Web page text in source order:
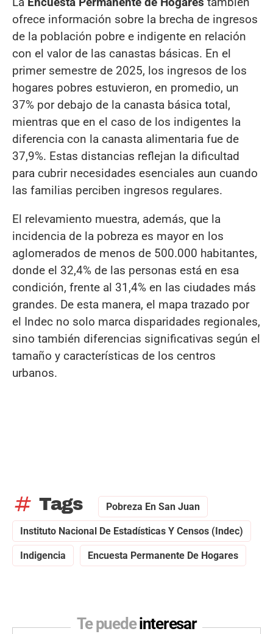
ofrece información sobre la brecha de ingresos
de la población pobre e indigente en relación
con el valor de las canastas básicas. En el
primer semestre de 2025, los ingresos de los
hogares pobres estuvieron, en promedio, un
37% por debajo de la canasta básica total,
mientras que en el caso de los indigentes la
diferencia con la canasta alimentaria fue de
37,9%. Estas distancias reflejan la dificultad
para cubrir necesidades esenciales aun cuando
las familias perciben ingresos regulares.
El relevamiento muestra, además, que la
incidencia de la pobreza es mayor en los
aglomerados de menos de 500.000 habitantes,
donde el 32,4% de las personas está en esa
condición, frente al 31,4% en las ciudades más
grandes. De esta manera, el mapa trazado por
el Indec no solo marca disparidades regionales,
sino también diferencias significativas según el
tamaño y características de los centros
urbanos.
tag Tags Pobreza En San Juan
Instituto Nacional De Estadísticas Y Censos (Indec)
Indigencia Encuesta Permanente De Hogares
Te puedeinteresar